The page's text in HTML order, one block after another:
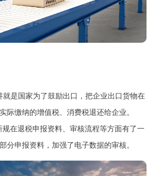
就是国家为了鼓励出口，把企业出口货物在
际缴纳的增值税、消费税退还给企业。
规在退税申报资料、审核流程等方面有了一
分申报资料，加强了电子数据的审核。